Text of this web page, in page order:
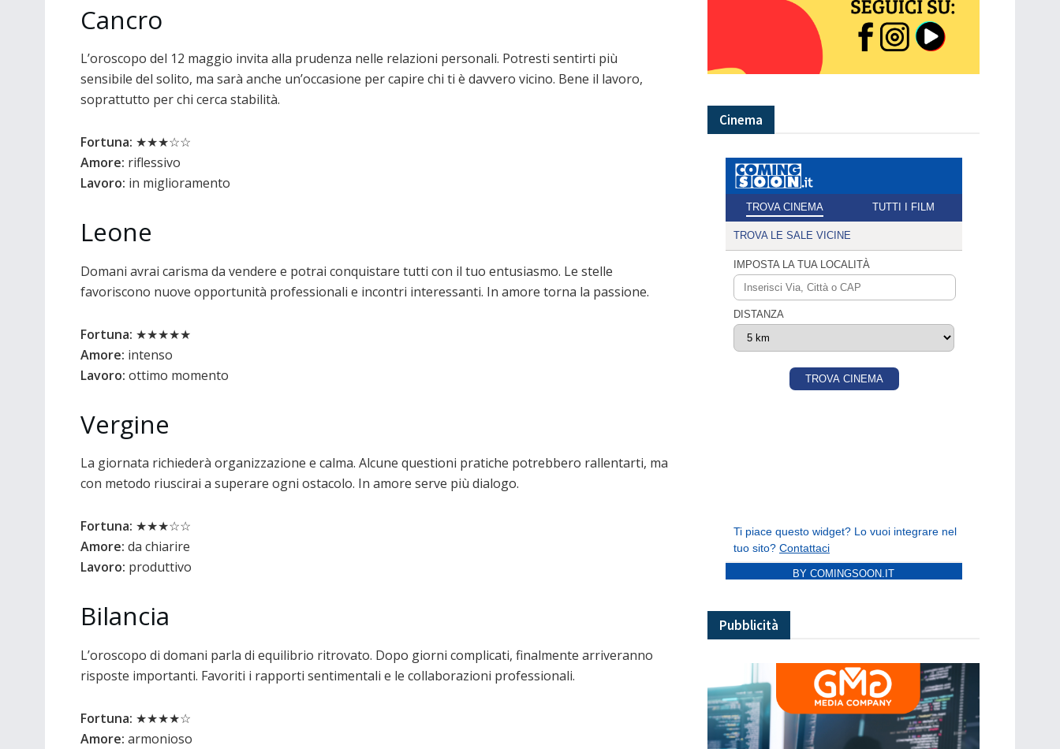
Cancro
L’oroscopo del 12 maggio invita alla prudenza nelle relazioni personali. Potresti sentirti più
sensibile del solito, ma sarà anche un’occasione per capire chi ti è davvero vicino. Bene il lavoro,
soprattutto per chi cerca stabilità.
Fortuna: ★★★☆☆
Amore: riflessivo
Lavoro: in miglioramento
Leone
Domani avrai carisma da vendere e potrai conquistare tutti con il tuo entusiasmo. Le stelle
favoriscono nuove opportunità professionali e incontri interessanti. In amore torna la passione.
Fortuna: ★★★★★
Amore: intenso
Lavoro: ottimo momento
Vergine
La giornata richiederà organizzazione e calma. Alcune questioni pratiche potrebbero rallentarti, ma
con metodo riuscirai a superare ogni ostacolo. In amore serve più dialogo.
Fortuna: ★★★☆☆
Amore: da chiarire
Lavoro: produttivo
Bilancia
L’oroscopo di domani parla di equilibrio ritrovato. Dopo giorni complicati, finalmente arriveranno
risposte importanti. Favoriti i rapporti sentimentali e le collaborazioni professionali.
Fortuna: ★★★★☆
Amore: armonioso
Cinema
BY COMINGSOON.IT
Pubblicità